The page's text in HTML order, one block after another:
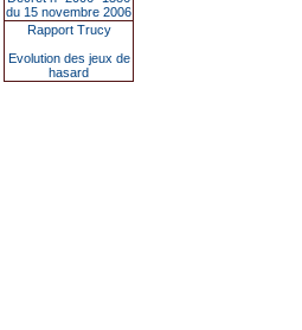
du 15 novembre 2006
Rapport Trucy
Evolution des jeux de
hasard